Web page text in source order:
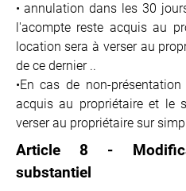
• annulation dans les 30
l'acompte reste acquis au
location sera à verser au
de ce dernier ..
•En cas de non-
acquis au propriétaire et le
verser au propriétaire sur
Article 8 -
substantiel